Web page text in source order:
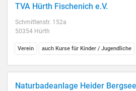
TVA Hürth Fischenich e.V.
Schmittenstr. 152a
50354 Hürth
Verein auch Kurse für Kinder / Jugendliche
Naturbadeanlage Heider